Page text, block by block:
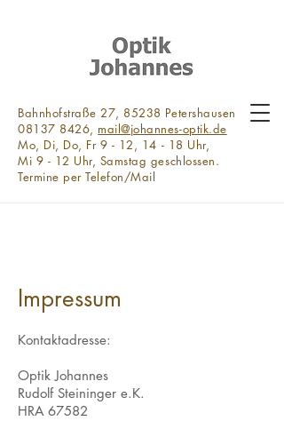
Bahnhofstraße 27, 85238 Petershausen
08137 8426, mail@johannes-optik.de
Mo, Di, Do, Fr 9 - 12, 14 - 18 Uhr,
Mi 9 - 12 Uhr, Samstag geschlossen.
Termine per Telefon/Mail
Impressum
Kontaktadresse:
Optik Johannes
Rudolf Steininger e.K.
HRA 67582